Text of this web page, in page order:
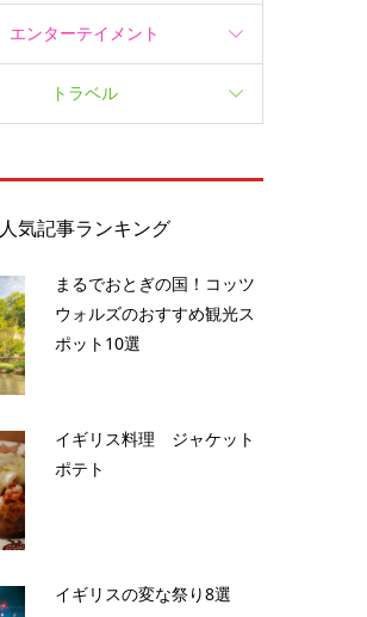
エンターテイメント
トラベル
人気記事ランキング
まるでおとぎの国！コッツ
ウォルズのおすすめ観光ス
ポット10選
イギリス料理 ジャケット
ポテト
イギリスの変な祭り8選